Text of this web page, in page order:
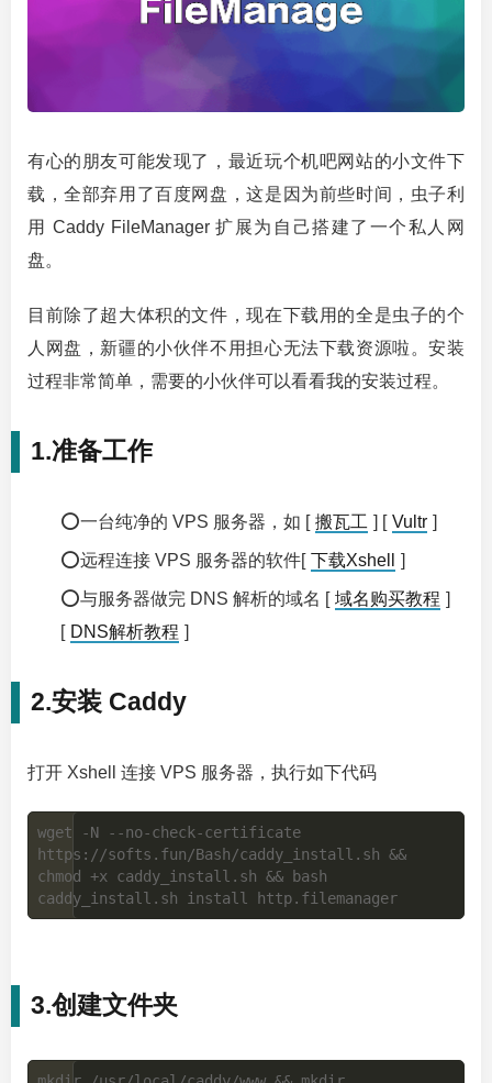
有心的朋友可能发现了，最近玩个机吧网站的小文件下
载，全部弃用了百度网盘，这是因为前些时间，虫子利
用 Caddy FileManager 扩展为自己搭建了一个私人网
盘。
目前除了超大体积的文件，现在下载用的全是虫子的个
人网盘，新疆的小伙伴不用担心无法下载资源啦。安装
过程非常简单，需要的小伙伴可以看看我的安装过程。
1.准备工作
⭕一台纯净的 VPS 服务器，如 [ 搬瓦工 ] [ Vultr ]
⭕远程连接 VPS 服务器的软件[ 下载Xshell ]
⭕与服务器做完 DNS 解析的域名 [ 域名购买教程 ]
[ DNS解析教程 ]
2.安装 Caddy
打开 Xshell 连接 VPS 服务器，执行如下代码
wget -N --no-check-certificate
https://softs.fun/Bash/caddy_install.sh &&
chmod +x caddy_install.sh && bash
3.创建文件夹